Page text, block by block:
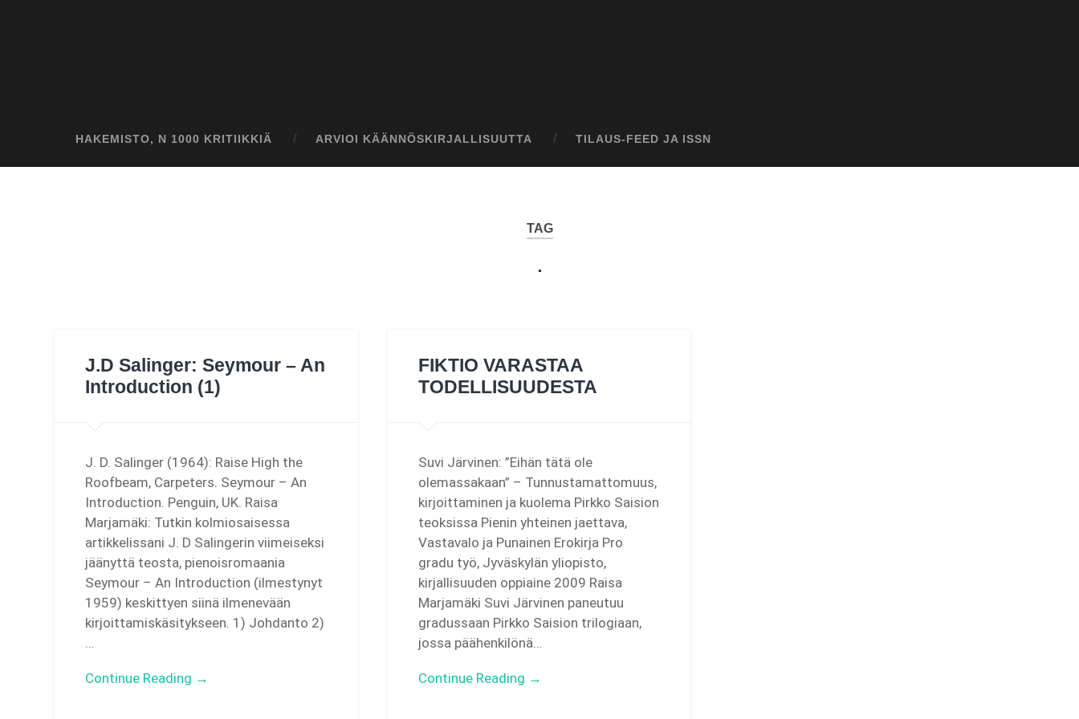
HAKEMISTO, N 1000 KRITIIKKIÄ ARVIOI KÄÄNNÖSKIRJALLISUUTTA TILAUS-FEED JA ISSN
TAG
.
J.D Salinger: Seymour – An
Introduction (1)
J. D. Salinger (1964): Raise High the
Roofbeam, Carpeters. Seymour – An
Introduction. Penguin, UK. Raisa
Marjamäki: Tutkin kolmiosaisessa
artikkelissani J. D Salingerin viimeiseksi
jäänyttä teosta, pienoisromaania
Seymour – An Introduction (ilmestynyt
1959) keskittyen siinä ilmenevään
kirjoittamiskäsitykseen. 1) Johdanto 2)
…
Continue Reading →
FIKTIO VARASTAA
TODELLISUUDESTA
Suvi Järvinen: ”Eihän tätä ole
olemassakaan” – Tunnustamattomuus,
kirjoittaminen ja kuolema Pirkko Saision
teoksissa Pienin yhteinen jaettava,
Vastavalo ja Punainen Erokirja Pro
gradu työ, Jyväskylän yliopisto,
kirjallisuuden oppiaine 2009 Raisa
Marjamäki Suvi Järvinen paneutuu
gradussaan Pirkko Saision trilogiaan,
jossa päähenkilönä…
Continue Reading →